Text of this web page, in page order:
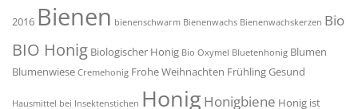
2016 Bienen bienenschwarm Bienenwachs Bienenwachskerzen Bio
BIO Honig Biologischer Honig Bio Oxymel Bluetenhonig Blumen
Blumenwiese Cremehonig Frohe Weihnachten FrühlingGesund
Hausmittel bei Insektenstichen Honig Honigbiene Honig ist